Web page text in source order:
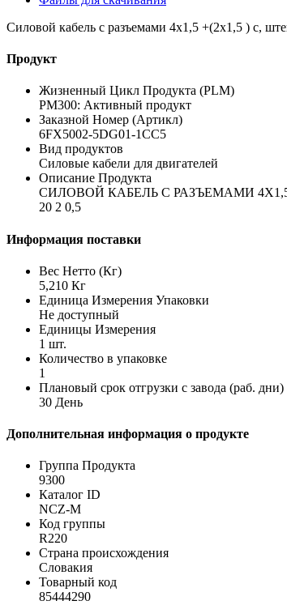
Силовой кабель с разъемами 4x1,5 +(2x1,5 ) c,
Продукт
Жизненный Цикл Продукта (PLM)
PM300: Активный продукт
Заказной Номер (Артикл)
6FX5002-5DG01-1CC5
Вид продуктов
Силовые кабели для двигателей
Описание Продукта
СИЛОВОЙ КАБЕЛЬ С РАЗЪЕМАМИ 4X1,5
20 2 0,5
Информация поставки
Вес Нетто (Кг)
5,210 Кг
Единица Измерения Упаковки
Не доступный
Единицы Измерения
1 шт.
Количество в упаковке
1
Плановый срок отгрузки с завода (раб. дни)
30 День
Дополнительная информация о продукте
Группа Продукта
9300
Каталог ID
NCZ-M
Код группы
R220
Страна происхождения
Словакия
Товарный код
85444290